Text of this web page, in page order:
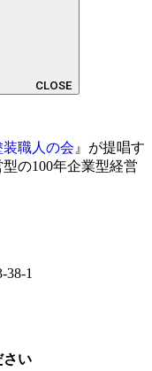
CLOSE
装職人の会 』が提唱す
の100年企業型経営
1
さい